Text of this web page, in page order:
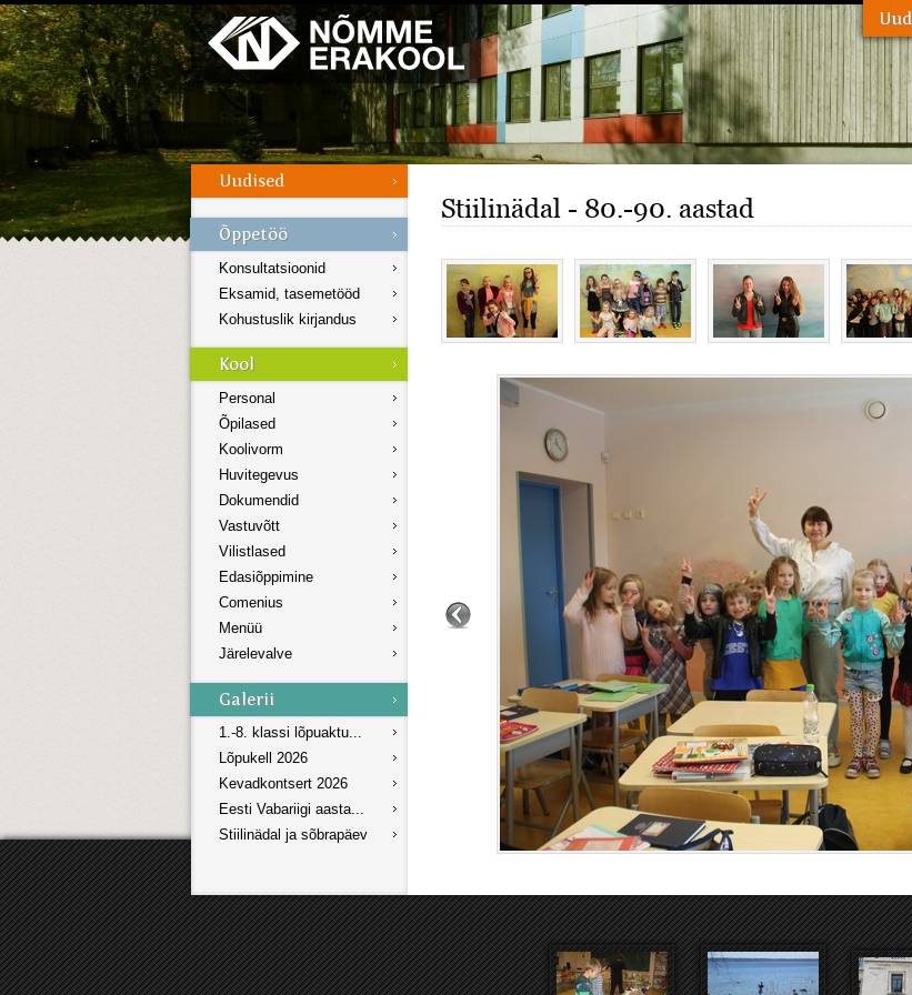
Menüü
Galerii
Konsultatsioonid
Eksamid, tasemetööd
Kohustuslik kirjandus
Personal
Õpilased
Koolivorm
Huvitegevus
Dokumendid
Vastuvõtt
Vilistlased
Edasiõppimine
Comenius
Menüü
Järelevalve
1.-8. klassi lõpuaktu...
Lõpukell 2026
Kevadkontsert 2026
Eesti Vabariigi aasta...
Stiilinädal ja sõbrapäev
Stiilinädal - 80.-90. aastad